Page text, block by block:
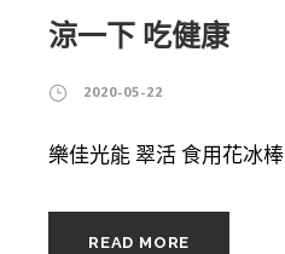
涼一下 吃健康
2020-05-22
樂佳光能 翠活 食用花冰棒
READ MORE